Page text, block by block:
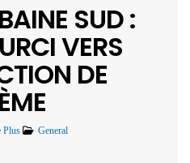
SUD :
VERS
DE
Plus General